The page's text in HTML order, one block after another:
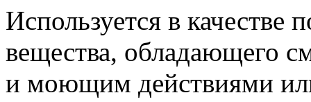
Используется в качестве
вещества, обладающего
и моющим действиями